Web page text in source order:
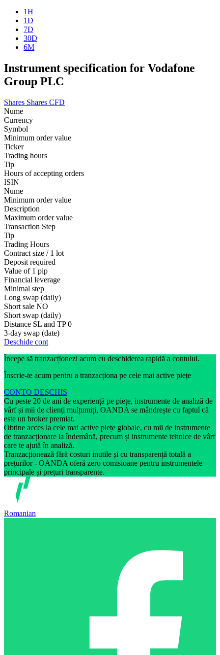
1H
1D
7D
30D
6M
Instrument specification for Vodafone
Group PLC
Shares Shares CFD
Nume
Currency
Symbol
Minimum order value
Ticker
Trading hours
Tip
Hours of accepting orders
ISIN
Nume
Minimum order value
Description
Maximum order value
Transaction Step
Tip
Trading Hours
Contract size / 1 lot
Deposit required
Value of 1 pip
Financial leverage
Minimal step
Long swap (daily)
Short sale NO
Short swap (daily)
Distance SL and TP 0
3-day swap (date)
Deschide cont
Începe să tranzacționezi acum cu deschiderea rapidă a contului.
Înscrie-te acum pentru a tranzacționa pe cele mai active piețe
CONTO DESCHIS
Cu peste 20 de ani de experiență pe piețe, instrumente de analiză de
vârf și mii de clienți mulțumiți, OANDA se mândrește cu faptul că
este un broker premiat.
Obține acces la cele mai active piețe globale, cu mii de instrumente
de tranzacționare la îndemână, precum și instrumente tehnice de vârf
care te ajută în analiză.
Tranzacționează fără costuri inutile și cu transparență totală a
prețurilor - OANDA oferă zero comisioane pentru instrumentele
principale și prețuri transparente.
Romanian